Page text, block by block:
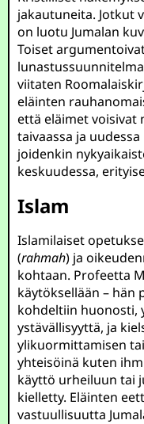
jakautuneita. Jotkut
on luotu Jumalan
Toiset
viitaten
eläinten
että eläimet voisivat
taivaassa ja
joidenkin
keskuudessa,
Islam
Islamilaiset
(rahmah) ja
kohtaan. Profeetta
käytöksellään – hän
kohdeltiin huonosti,
ystävällisyyttä, ja
ylikuormittamisen
yhteisöinä kuten
käyttö urheiluun tai
kielletty. Eläinten
vastuullisuutta